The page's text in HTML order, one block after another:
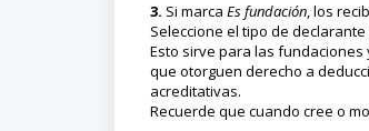
3. Si marca Es fundación, los
Seleccione el tipo de
Esto sirve para las
que otorguen derecho a
acreditativas.
Recuerde que cuando cree o